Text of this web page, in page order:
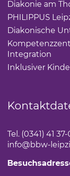
Diakonie am
PHILIPPUS
Diakonische
Integration
Inklusiver
Tel. (0341) 41 37-
info@bbw-